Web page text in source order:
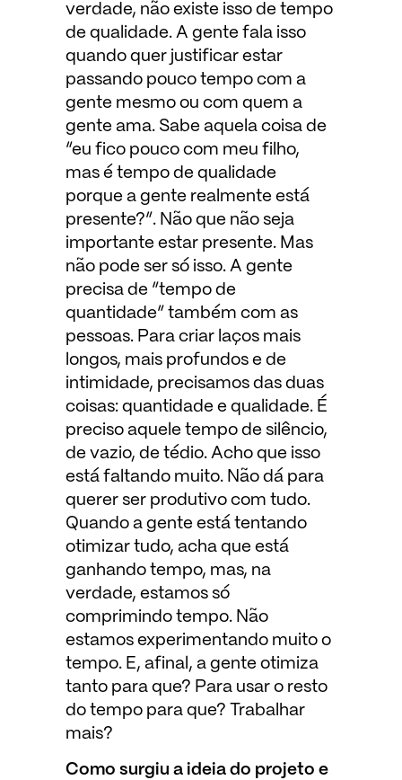
verdade, não existe isso de tempo
de qualidade. A gente fala isso
quando quer justificar estar
passando pouco tempo com a
gente mesmo ou com quem a
gente ama. Sabe aquela coisa de
“eu fico pouco com meu filho,
mas é tempo de qualidade
porque a gente realmente está
presente?”. Não que não seja
importante estar presente. Mas
não pode ser só isso. A gente
precisa de “tempo de
quantidade” também com as
pessoas. Para criar laços mais
longos, mais profundos e de
intimidade, precisamos das duas
coisas: quantidade e qualidade. É
preciso aquele tempo de silêncio,
de vazio, de tédio. Acho que isso
está faltando muito. Não dá para
querer ser produtivo com tudo.
Quando a gente está tentando
otimizar tudo, acha que está
ganhando tempo, mas, na
verdade, estamos só
comprimindo tempo. Não
estamos experimentando muito o
tempo. E, afinal, a gente otimiza
tanto para que? Para usar o resto
do tempo para que? Trabalhar
mais?
Como surgiu a ideia do projeto e